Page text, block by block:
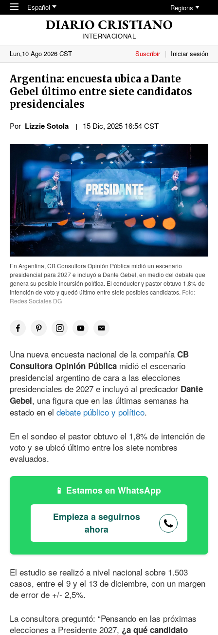
Skip to main content
Español Regions
INTERNACIONAL
Lun,10 Ago 2026 CST
Suscribir Iniciar sesión
Argentina: encuesta ubica a Dante
Gebel último entre siete candidatos
presidenciales
Por Lizzie Sotola 15 Dic, 2025 16:54 CST
En Argentina, CB Consultora Opinión Pública midió un escenario
presidencial para 2027 e incluyó a Dante Gebel, en medio del debate que
genera su posible incursión política. El conductor y pastor obtuvo 1,8% de
intención de voto y quedó último entre siete posibles candidatos. Foto:
Redes Sociales DG
Una nueva encuesta nacional de la compañía CB
Consultora Opinión Pública midió el escenario
presidencial argentino de cara a las elecciones
presidenciales de 2027 e incluyó al predicador Dante
Gebel, una figura que en las últimas semanas ha
estado en el debate público y político.
En el sondeo el pastor obtuvo el 1,8% de intención de
voto y se ubicó último entre los siete nombres
evaluados.
Estamos en WhatsApp
Empieza a seguirnos
ahora
El estudio se realizó a nivel nacional sobre 1.503
casos, entre el 9 y el 13 de diciembre, con un margen
de error de +/- 2,5%.
La consultora preguntó: “Pensando en las próximas
elecciones a Presidente 2027, ¿a qué candidato